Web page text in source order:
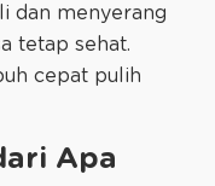
dan menyerang
tetap sehat.
cepat pulih
Apa